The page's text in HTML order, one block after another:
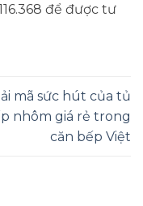
để được tư
mã sức hút của tủ
nhôm giá rẻ trong
căn bếp Việt